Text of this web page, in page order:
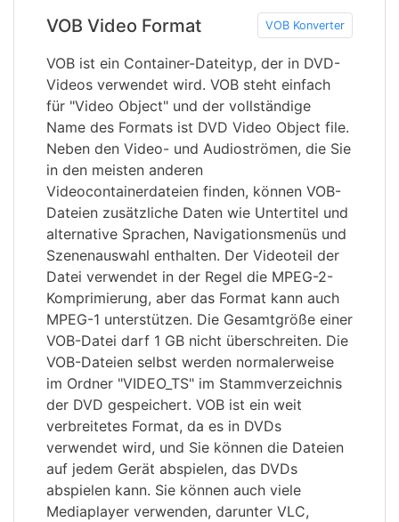
VOB Video Format VOB Konverter
VOB ist ein Container-Dateityp, der in DVD-
Videos verwendet wird. VOB steht einfach
für "Video Object" und der vollständige
Name des Formats ist DVD Video Object file.
Neben den Video- und Audioströmen, die Sie
in den meisten anderen
Videocontainerdateien finden, können VOB-
Dateien zusätzliche Daten wie Untertitel und
alternative Sprachen, Navigationsmenüs und
Szenenauswahl enthalten. Der Videoteil der
Datei verwendet in der Regel die MPEG-2-
Komprimierung, aber das Format kann auch
MPEG-1 unterstützen. Die Gesamtgröße einer
VOB-Datei darf 1 GB nicht überschreiten. Die
VOB-Dateien selbst werden normalerweise
im Ordner "VIDEO_TS" im Stammverzeichnis
der DVD gespeichert. VOB ist ein weit
verbreitetes Format, da es in DVDs
verwendet wird, und Sie können die Dateien
auf jedem Gerät abspielen, das DVDs
abspielen kann. Sie können auch viele
Mediaplayer verwenden, darunter VLC,